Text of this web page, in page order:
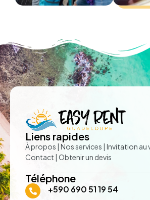
Liens rapides
À propos Nos services Invitation au
Contact Obtenir un devis
Téléphone
+590 690 51 19 54